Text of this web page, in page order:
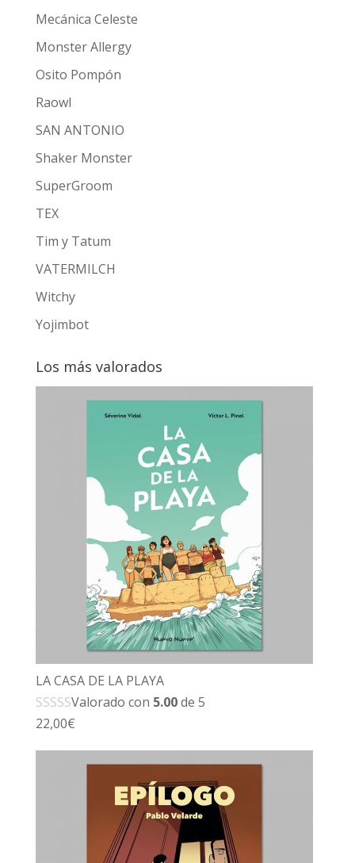
Mecánica Celeste
Monster Allergy
Osito Pompón
Raowl
SAN ANTONIO
Shaker Monster
SuperGroom
TEX
Tim y Tatum
VATERMILCH
Witchy
Yojimbot
Los más valorados
LA CASA DE LA PLAYA
Valorado con 5.00de 5
22,00€